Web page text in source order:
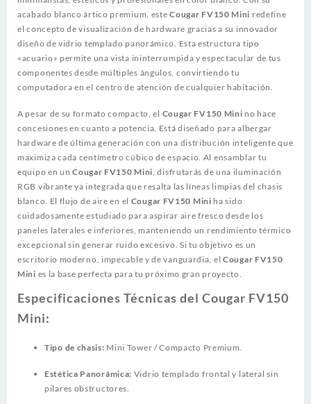
acabado blanco ártico premium, esteCougar FV150 Mini redefine
el concepto de visualización de hardware gracias a su innovador
diseño de vidrio templado panorámico. Esta estructura tipo
«acuario» permite una vista ininterrumpida y espectacular de tus
componentes desde múltiples ángulos, convirtiendo tu
computadora en el centro de atención de cualquier habitación.
A pesar de su formato compacto, el Cougar FV150 Mini no hace
concesiones en cuanto a potencia. Está diseñado para albergar
hardware de última generación con una distribución inteligente que
maximiza cada centímetro cúbico de espacio. Al ensamblar tu
equipo en unCougar FV150 Mini , disfrutarás de una iluminación
RGB vibrante ya integrada que resalta las líneas limpias del chasis
blanco. El flujo de aire en el Cougar FV150 Mini ha sido
cuidadosamente estudiado para aspirar aire fresco desde los
paneles laterales e inferiores, manteniendo un rendimiento térmico
excepcional sin generar ruido excesivo. Si tu objetivo es un
escritorio moderno, impecable y de vanguardia, elCougar FV150
Mini es la base perfecta para tu próximo gran proyecto.
Especificaciones Técnicas del Cougar FV150
Mini:
Tipo de chasis: Mini Tower / Compacto Premium.
Estética Panorámica: Vidrio templado frontal y lateral sin
pilares obstructores.